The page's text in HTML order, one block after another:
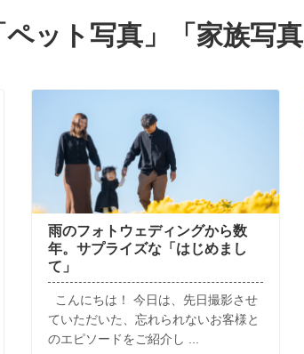
ペット写真 」「 家族写真
雨のフォトウェディングから数
年。サプライズな「はじめまし
て」
こんにちは！ 今日は、先日撮影させ
ていただいた、忘れられないお客様と
のエピソードをご紹介し ...